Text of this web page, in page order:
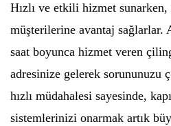
Hızlı ve etkili hizmet
müşterilerine avantaj sağlarlar.
saat boyunca hizmet veren
adresinize gelerek sorununuzu
hızlı müdahalesi sayesinde,
sistemlerinizi onarmak artık